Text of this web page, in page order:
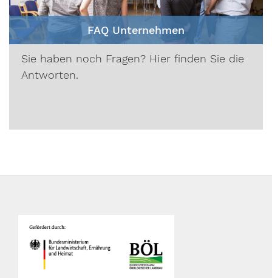
FAQ Unternehmen
Sie haben noch Fragen? Hier finden Sie die
Antworten.